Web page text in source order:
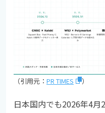
（引用元： PR TIMES ）
日本国内でも2026年4